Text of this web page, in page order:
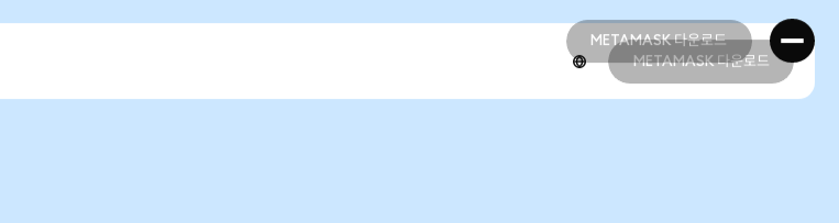
METAMASK 다운로드
METAMASK 다운로드
METAMASK 다운로드